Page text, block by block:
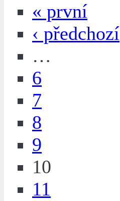
« první
‹ předchozí
…
6
7
8
9
10
11